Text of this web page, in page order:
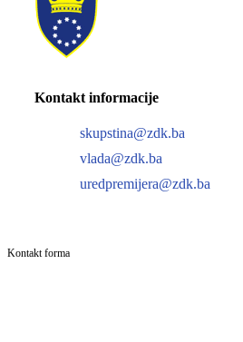
Kontakt informacije
skupstina@zdk.ba
vlada@zdk.ba
uredpremijera@zdk.ba
Kontakt forma